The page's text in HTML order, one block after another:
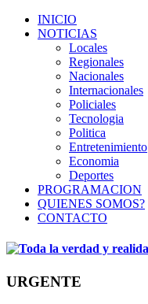
INICIO
NOTICIAS
Locales
Regionales
Nacionales
Internacionales
Policiales
Tecnologia
Politica
Entretenimiento
Economia
Deportes
PROGRAMACION
QUIENES SOMOS?
CONTACTO
URGENTE